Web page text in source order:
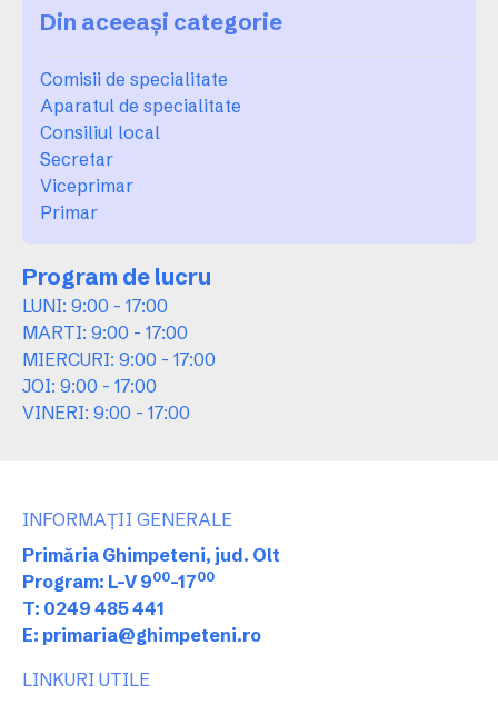
Din aceeași categorie
Comisii de specialitate
Aparatul de specialitate
Consiliul local
Secretar
Viceprimar
Primar
Program de lucru
LUNI: 9:00 - 17:00
MARTI: 9:00 - 17:00
MIERCURI: 9:00 - 17:00
JOI: 9:00 - 17:00
VINERI: 9:00 - 17:00
INFORMAȚII GENERALE
Primăria Ghimpeteni, jud. Olt
Program: L-V 900-1700
T: 0249 485 441
E: primaria@ghimpeteni.ro
LINKURI UTILE